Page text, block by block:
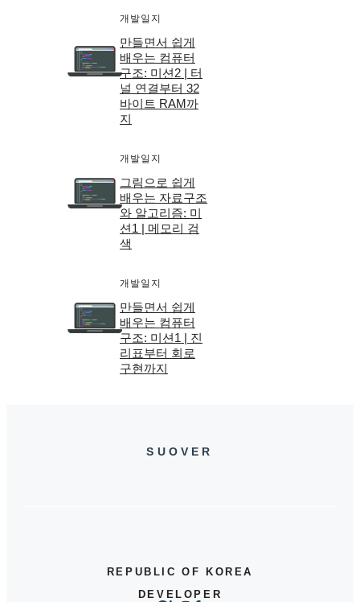
개발일지
만들면서 쉽게
배우는 컴퓨터
구조: 미션2 | 터
널 연결부터 32
바이트 RAM까
지
개발일지
그림으로 쉽게
배우는 자료구조
와 알고리즘: 미
션1 | 메모리 검
색
개발일지
만들면서 쉽게
배우는 컴퓨터
구조: 미션1 | 진
리표부터 회로
구현까지
SUOVER
REPUBLIC OF KOREA
DEVELOPER